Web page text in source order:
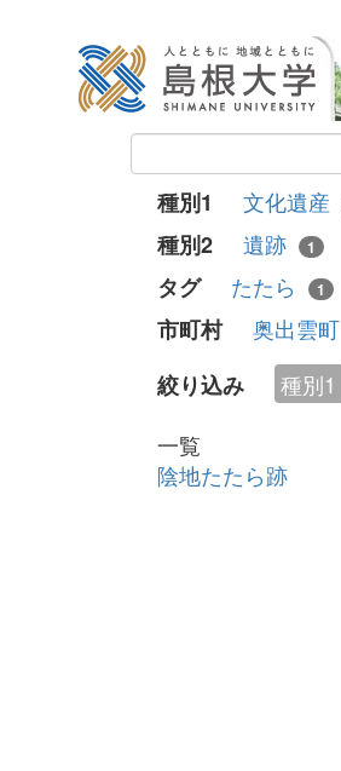
種別1 文化遺産
種別2 遺跡 1
タグ たたら 1
市町村
奥出雲町
絞り込み 種別1
一覧
陰地たたら跡